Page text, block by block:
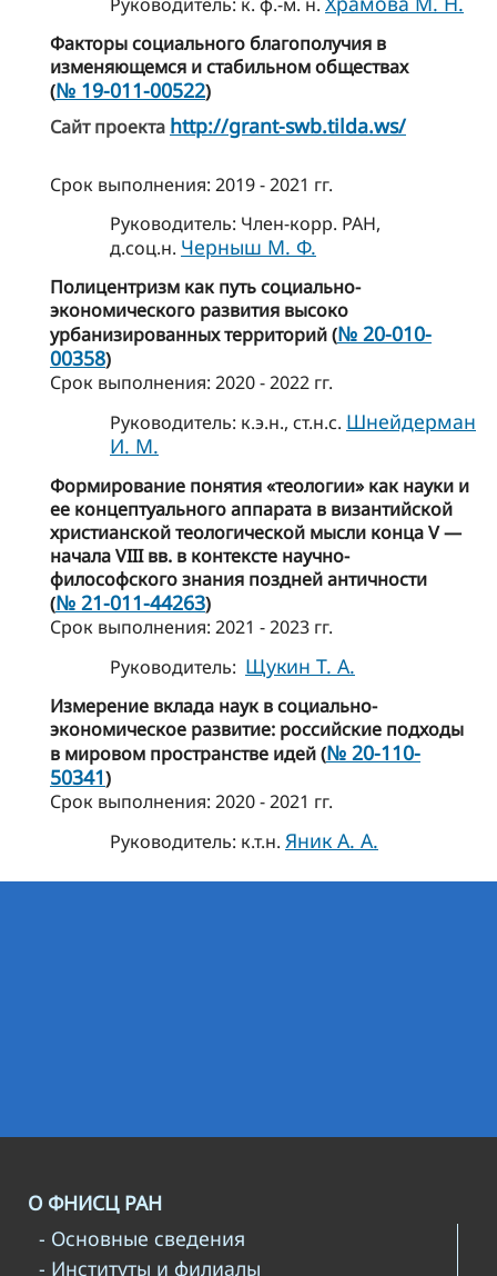
Факторы социального благополучия в
изменяющемся и стабильном обществах
(№ 19-011-00522)
Сайт проекта http://grant-swb.tilda.ws/
Cрок выполнения: 2019 - 2021 гг.
Руководитель: Член-корр. РАН,
д.соц.н. Черныш М. Ф.
Полицентризм как путь социально-
экономического развития высоко
урбанизированных территорий (№ 20-010-
00358)
Cрок выполнения: 2020 - 2022 гг.
Руководитель: к.э.н., ст.н.с. Шнейдерман
И. М.
Формирование понятия «теологии» как науки и
ее концептуального аппарата в византийской
христианской теологической мысли конца V —
начала VIII вв. в контексте научно-
философского знания поздней античности
(№ 21-011-44263)
Cрок выполнения: 2021 - 2023 гг.
Руководитель: Щукин Т. А.
Измерение вклада наук в социально-
экономическое развитие: российские подходы
в мировом пространстве идей (№ 20-110-
50341)
Cрок выполнения: 2020 - 2021 гг.
Руководитель: к.т.н. Яник А. А.
О ФНИСЦ РАН
- Основные сведения
- Институты и филиалы